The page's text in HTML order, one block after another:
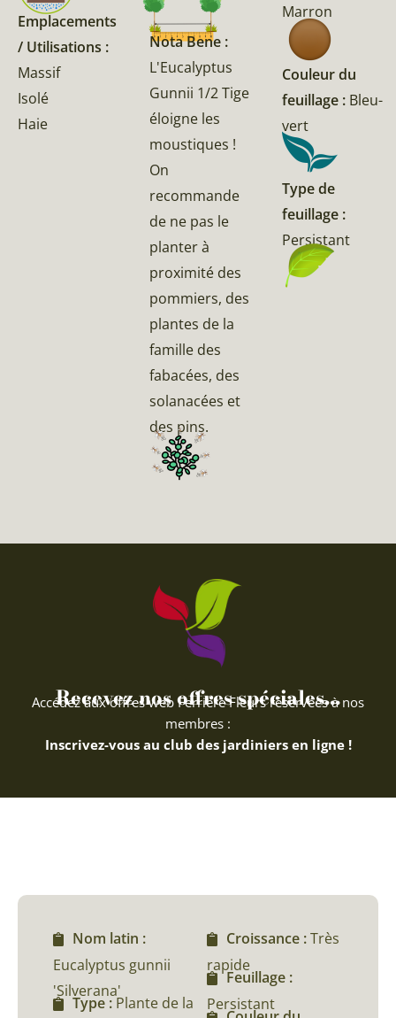
Emplacements
/ Utilisations :
Massif
Isolé
Haie
Nota Bene :
L'Eucalyptus
Gunnii 1/2 Tige
éloigne les
moustiques !
On
recommande
de ne pas le
planter à
proximité des
pommiers, des
plantes de la
famille des
fabacées, des
solanacées et
des pins.
Marron
Couleur du
feuillage : Bleu-
vert
Type de
feuillage :
Persistant
Recevez nos offres spéciales...
Accédez aux offres web Ferriere Fleurs réservées à nos
membres :
Inscrivez-vous au club des jardiniers en ligne !
Nom latin :
Eucalyptus gunnii
'Silverana'
Type : Plante de la
Croissance :Très
rapide
Feuillage :
Persistant